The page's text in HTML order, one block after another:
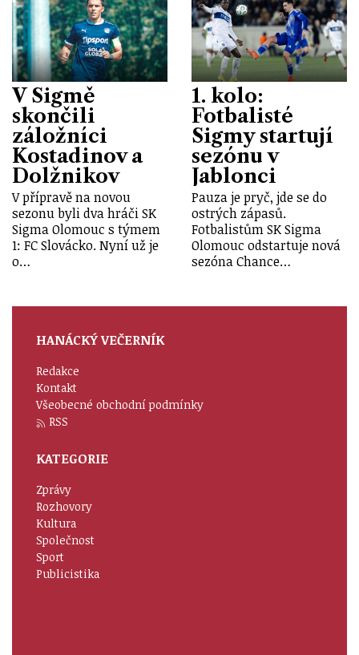
V Sigmě
skončili
záložníci
Kostadinov a
Dolžnikov
V přípravě na novou
sezonu byli dva hráči SK
Sigma Olomouc s týmem
1: FC Slovácko. Nyní už je
o…
1. kolo:
Fotbalisté
Sigmy startují
sezónu v
Jablonci
Pauza je pryč, jde se do
ostrých zápasů.
Fotbalistům SK Sigma
Olomouc odstartuje nová
sezóna Chance…
HANÁCKÝ VEČERNÍK
Redakce
Kontakt
Všeobecné obchodní podmínky
RSS
KATEGORIE
Zprávy
Rozhovory
Kultura
Společnost
Sport
Publicistika